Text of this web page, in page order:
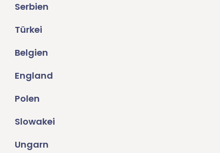
Serbien
Türkei
Belgien
England
Polen
Slowakei
Ungarn